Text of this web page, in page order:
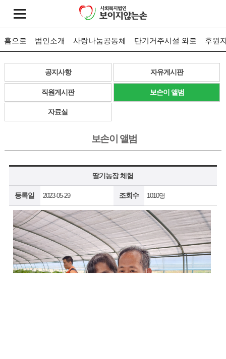
홈으로 법인소개 사랑나눔공동체 단기거주시설 와로 후원
공지사항 자유게시판
직원게시판 보손이 앨범
자료실
보손이 앨범
딸기농장 체험
등록일 2023-05-29 조회수 1010명